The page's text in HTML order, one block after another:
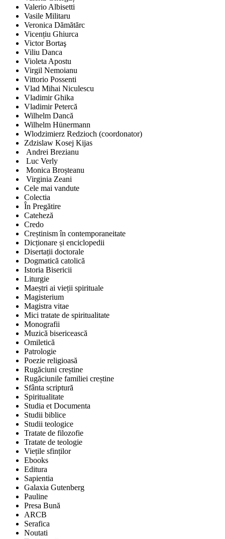
Valerio Albisetti
Vasile Militaru
Veronica Dămătărc
Vicențiu Ghiurca
Victor Bortaş
Viliu Danca
Violeta Apostu
Virgil Nemoianu
Vittorio Possenti
Vlad Mihai Niculescu
Vladimir Ghika
Vladimir Petercă
Wilhelm Dancă
Wilhelm Hünermann
Wlodzimierz Redzioch (coordonator)
Zdzislaw Kosej Kijas
Andrei Brezianu
Luc Verly
Monica Broșteanu
Virginia Zeani
Cele mai vandute
Colectia
În Pregătire
Cateheză
Credo
Creștinism în contemporaneitate
Dicționare și enciclopedii
Disertații doctorale
Dogmatică catolică
Istoria Bisericii
Liturgie
Maeștri ai vieții spirituale
Magisterium
Magistra vitae
Mici tratate de spiritualitate
Monografii
Muzică bisericească
Omiletică
Patrologie
Poezie religioasă
Rugăciuni creștine
Rugăciunile familiei creștine
Sfânta scriptură
Spiritualitate
Studia et Documenta
Studii biblice
Studii teologice
Tratate de filozofie
Tratate de teologie
Viețile sfinților
Ebooks
Editura
Sapientia
Galaxia Gutenberg
Pauline
Presa Bună
ARCB
Serafica
Noutati